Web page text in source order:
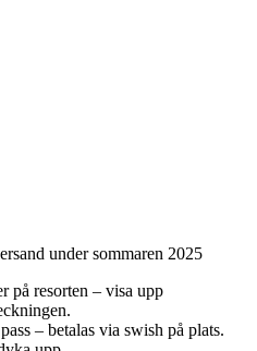
under sommaren 2025
på resorten – visa upp
– betalas via swish på plats.